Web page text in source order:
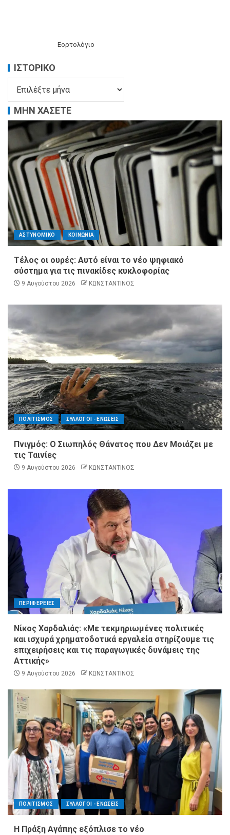
Εορτολόγιο
ΙΣΤΟΡΙΚΌ
ΜΗΝ ΧΑΣΕΤΕ
ΑΣΤΥΝΟΜΙΚΟ ΚΟΙΝΩΝΙΑ
Τέλος οι ουρές: Αυτό είναι το νέο ψηφιακό
σύστημα για τις πινακίδες κυκλοφορίας
9 Αυγούστου 2026 ΚΩΝΣΤΑΝΤΙΝΟΣ
ΠΟΛΙΤΙΣΜΟΣ ΣΥΛΛΟΓΟΙ - ΕΝΩΣΕΙΣ
Πνιγμός: Ο Σιωπηλός Θάνατος που Δεν Μοιάζει με
τις Ταινίες
9 Αυγούστου 2026 ΚΩΝΣΤΑΝΤΙΝΟΣ
ΠΕΡΙΦΕΡΕΙΕΣ
Νίκος Χαρδαλιάς: «Με τεκμηριωμένες πολιτικές
και ισχυρά χρηματοδοτικά εργαλεία στηρίζουμε τις
επιχειρήσεις και τις παραγωγικές δυνάμεις της
Αττικής»
9 Αυγούστου 2026 ΚΩΝΣΤΑΝΤΙΝΟΣ
ΠΟΛΙΤΙΣΜΟΣ ΣΥΛΛΟΓΟΙ - ΕΝΩΣΕΙΣ
Η Πράξη Αγάπης εξόπλισε το νέο